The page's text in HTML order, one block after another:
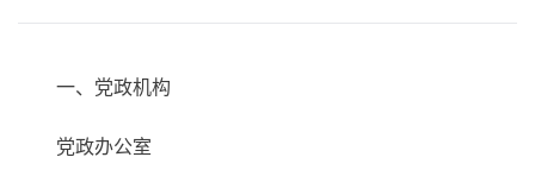
一、党政机构
党政办公室